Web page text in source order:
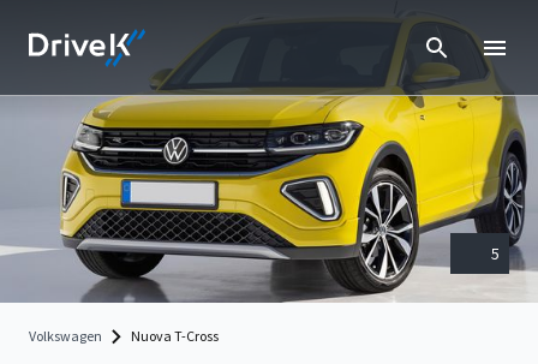
5
Volkswagen Nuova T-Cross